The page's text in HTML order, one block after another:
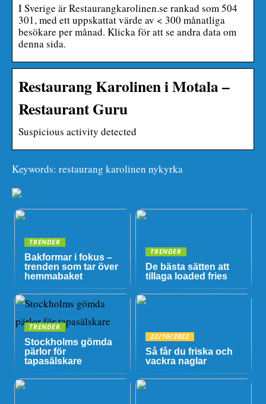
I Sverige är Restaurangkarolinen.se rankad som 504
301, med ett uppskattat värde av < 300 månatliga
besökare per månad. Klicka för att se andra data om
denna sida.
Restaurang Karolinen i Motala –
Restaurant Guru
Suspicious activity detected
Keywords: restaurang karolinen nykyrka
TRENDER
Bakformar i fokus –
trenden som tar över
hemmabaket
TRENDER
De bästa sätten att
tillaga loaded fries
TRENDER
Stockholms gömda
pärlor för
tapasälskare
22/10/2022
Så får du friska och
vackra naglar